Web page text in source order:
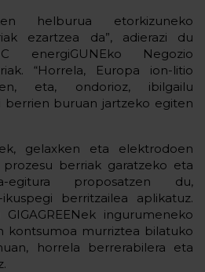
helburua etorkizuneko
ezartzea da”, adierazi du
energiGUNEko Negozio
“Horrela, Europa ion-litio
eta, ondorioz, ibilgailu
buruan jartzeko egiten
gelaxken eta elektrodoen
prozesu berriak garatzeko eta
egitura proposatzen du,
berritzailea aplikatuz.
ingurumeneko
kontsumoa murriztea bilatuko
horrela berrerabilera eta